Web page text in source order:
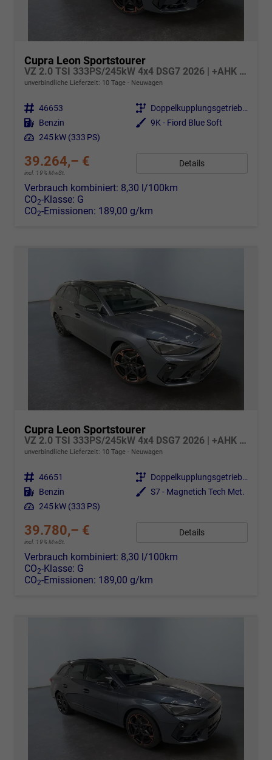
Cupra Leon Sportstourer
VZ 2.0 TSI 333PS/245kW 4x4 DSG7 2026 | +AHK +NAVI +Matrix +Immersive +5J Erw. Garantie
unverbindliche Lieferzeit: 10 Tage Neuwagen
Fahrzeugnr. 46653 Getriebe
Doppelkupplungsgetriebe (DSG)
Kraftstoff Benzin Außenfarbe 9K - Fiord Blue Soft
Leistung 245 kW (333 PS)
39.264,– €
incl. 19% MwSt.
Details
Verbrauch kombiniert: 8,30 l/100km
CO2-Klasse: G
CO2-Emissionen: 189,00 g/km
Cupra Leon Sportstourer
VZ 2.0 TSI 333PS/245kW 4x4 DSG7 2026 | +AHK +NAVI +Matrix +Immersive +5J Erw. Garantie
unverbindliche Lieferzeit: 10 Tage Neuwagen
Fahrzeugnr. 46651 Getriebe
Doppelkupplungsgetriebe (DSG)
Kraftstoff Benzin Außenfarbe S7 - Magnetich Tech Met.
Leistung 245 kW (333 PS)
39.780,– €
incl. 19% MwSt.
Details
Verbrauch kombiniert: 8,30 l/100km
CO2-Klasse: G
CO2-Emissionen: 189,00 g/km